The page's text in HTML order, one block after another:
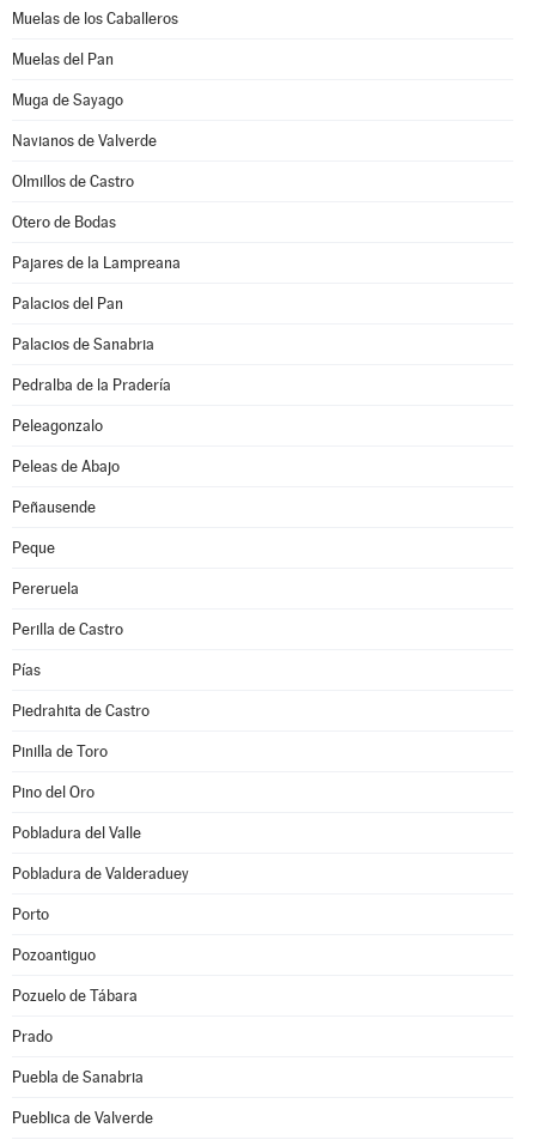
Muelas de los Caballeros
Muelas del Pan
Muga de Sayago
Navianos de Valverde
Olmillos de Castro
Otero de Bodas
Pajares de la Lampreana
Palacios del Pan
Palacios de Sanabria
Pedralba de la Pradería
Peleagonzalo
Peleas de Abajo
Peñausende
Peque
Pereruela
Perilla de Castro
Pías
Piedrahita de Castro
Pinilla de Toro
Pino del Oro
Pobladura del Valle
Pobladura de Valderaduey
Porto
Pozoantiguo
Pozuelo de Tábara
Prado
Puebla de Sanabria
Pueblica de Valverde